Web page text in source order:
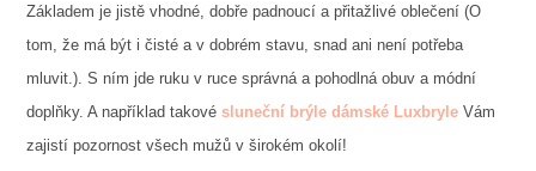
Základem je jistě vhodné, dobře padnoucí a přitažlivé oblečení (O
tom, že má být i čisté a v dobrém stavu, snad ani není potřeba
mluvit.). S ním jde ruku v ruce správná a pohodlná obuv a módní
doplňky. A například takové sluneční brýle dámské LuxbryleVám
zajistí pozornost všech mužů v širokém okolí!